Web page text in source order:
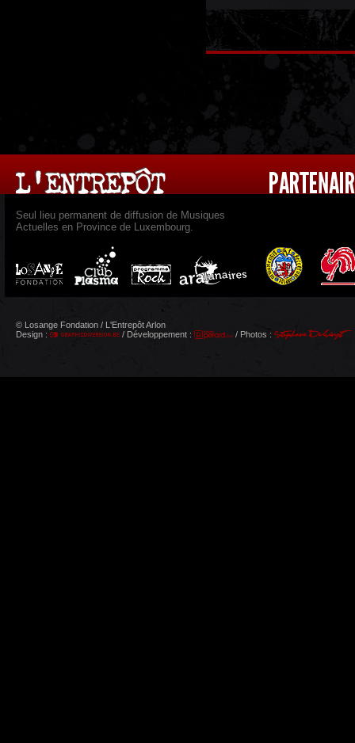
Seul lieu permanent de diffusion de Musiques
Actuelles en Province de Luxembourg.
© Losange Fondation / L'Entrepôt Arlon
Design :
/ Développement : / Photos :